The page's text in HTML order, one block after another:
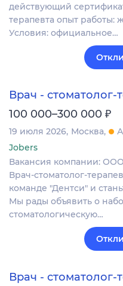
действующий
терапевта опыт работы:
Условия: официальное…
Врач - стоматолог-
100 000–300 000 ₽
19 июля 2026 Москва
Jobers
Вакансия компании:
Врач-стоматолог-
команде "Дентси" и
Мы рады объявить о
стоматологическую…
Врач - стоматолог-